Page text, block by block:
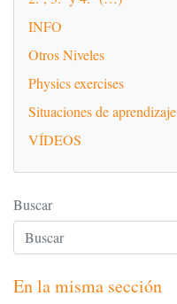
INFO
Otros Niveles
Physics exercises
Situaciones de aprendizaje
VÍDEOS
Buscar
En la misma sección